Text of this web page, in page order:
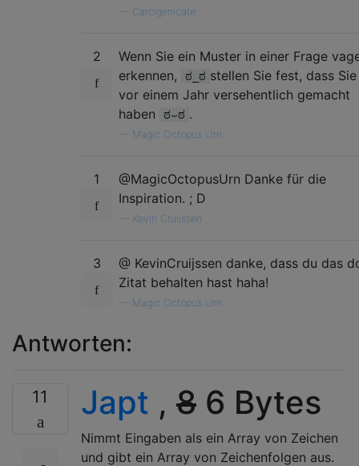
)  }  /  \
)  }  /  \
) } / \
Carcigenicate
2
Wenn Sie ein Muster in einer Frage
erkennen,
ಠ_ಠ stellen Sie fest, dass
vor einem Jahr versehentlich gemacht
haben
ಠ⌣ಠ .
Magic Octopus Urn
1
@MagicOctopusUrn Danke für die
Inspiration. ; D
Kevin Cruijssen
3
@ KevinCruijssen danke, dass du das
Zitat behalten hast haha!
Magic Octopus Urn
Antworten:
11 Japt , 8 6 Bytes
Nimmt Eingaben als ein Array von Zeichen
und gibt ein Array von Zeichenfolgen aus.